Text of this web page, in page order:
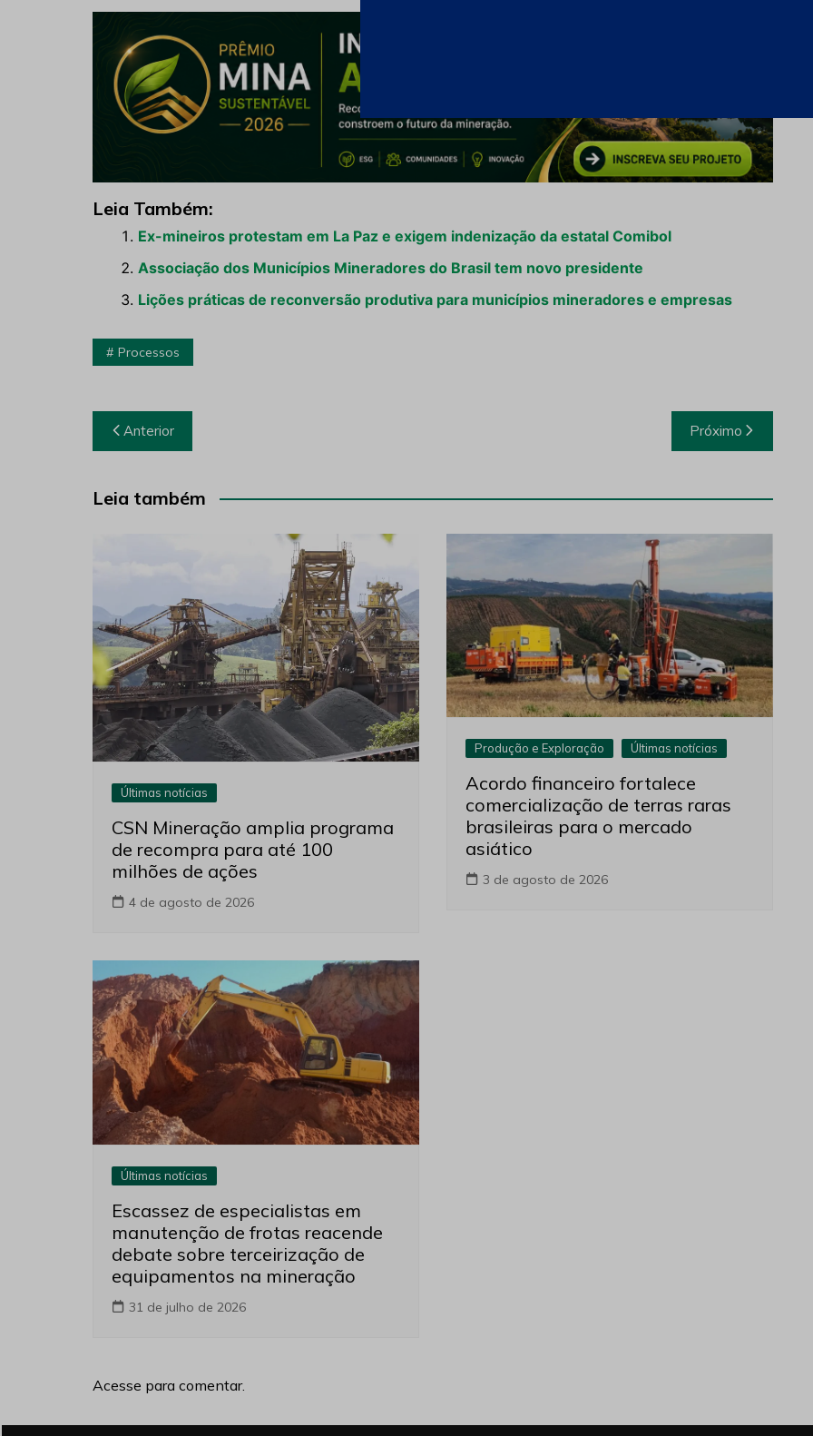
Leia Também:
Ex-mineiros protestam em La Paz e exigem indenização da estatal Comibol
Associação dos Municípios Mineradores do Brasil tem novo presidente
Lições práticas de reconversão produtiva para municípios mineradores e empresas
Processos
Navegação
de
Post
Anterior Próximo
Leia também
Últimas notícias
CSN Mineração amplia programa
de recompra para até 100
milhões de ações
4 de agosto de 2026
Produção e Exploração Últimas notícias
Acordo financeiro fortalece
comercialização de terras raras
brasileiras para o mercado
asiático
3 de agosto de 2026
Últimas notícias
Escassez de especialistas em
manutenção de frotas reacende
debate sobre terceirização de
equipamentos na mineração
31 de julho de 2026
Acesse para comentar.